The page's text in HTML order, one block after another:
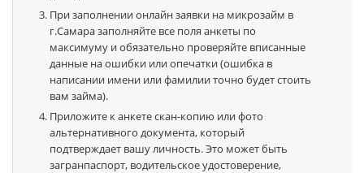
При заполнении онлайн заявки на микрозайм в
г.Самара заполняйте все поля анкеты по
максимуму и обязательно проверяйте вписанные
данные на ошибки или опечатки (ошибка в
написании имени или фамилии точно будет стоить
вам займа).
Приложите к анкете скан-копию или фото
альтернативного документа, который
подтверждает вашу личность. Это может быть
загранпаспорт, водительское удостоверение,